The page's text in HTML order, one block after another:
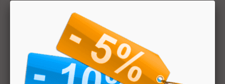
Hai bisogno di aiuto? Chatta con noi